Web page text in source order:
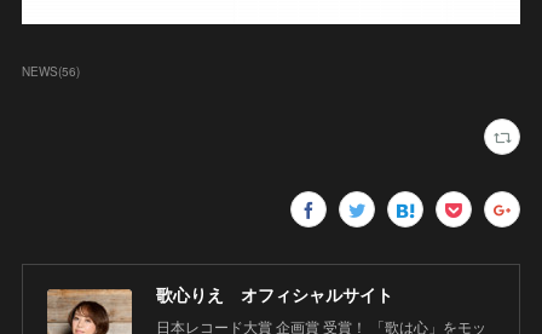
NEWS(56)
歌心りえ オフィシャルサイト
日本レコード大賞 企画賞 受賞！ 「歌は心」をモッ